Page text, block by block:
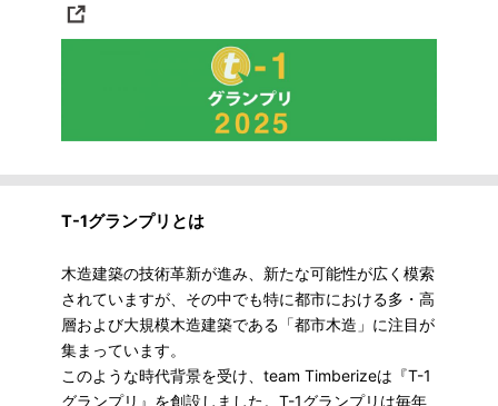
T-1グランプリとは
木造建築の技術革新が進み、新たな可能性が広く模索
されていますが、その中でも特に都市における多・高
層および大規模木造建築である「都市木造」に注目が
集まっています。
このような時代背景を受け、team Timberizeは『T-1
グランプリ』を創設しました。T-1グランプリは毎年